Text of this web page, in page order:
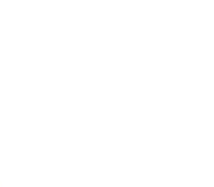
D'OREILLES PENDANTES